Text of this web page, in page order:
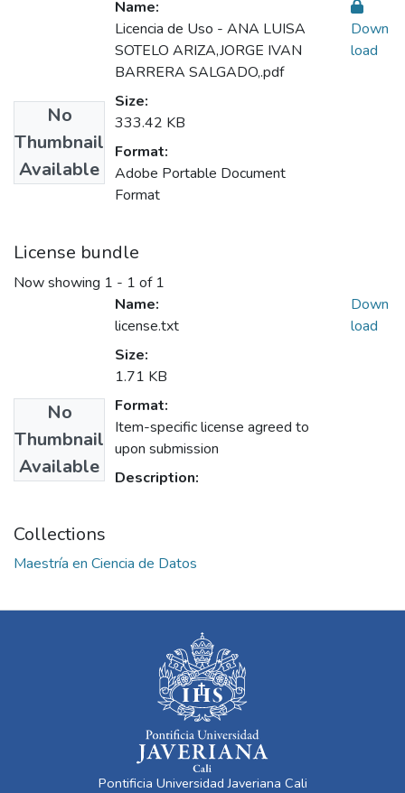
No
Thumbnail
Available
Name:
Licencia de Uso - ANA LUISA
SOTELO ARIZA,JORGE IVAN
BARRERA SALGADO,.pdf
Size:
333.42 KB
Format:
Adobe Portable Document
Format
Down
load
License bundle
Now showing 1 - 1 of 1
No
Thumbnail
Available
Name:
license.txt
Size:
1.71 KB
Format:
Item-specific license agreed to
upon submission
Description:
Down
load
Collections
Maestría en Ciencia de Datos
Pontificia Universidad Javeriana Cali